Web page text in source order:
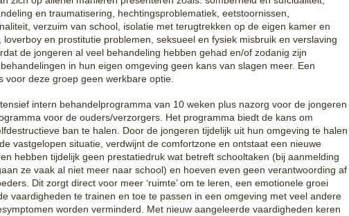
en traumatisering, hechtingsproblematiek, eetstoornissen,
verzuim van school, isolatie met terugtrekken op de eigen kamer en
loverboy en prostitutie problemen, seksueel en fysiek misbruik en verslaving
de jongeren al veel behandeling hebben gehad en/of zodanig zijn
in hun eigen omgeving geen kans van slagen meer. Een
voor deze groep geen werkbare optie.
intern behandelprogramma van 10 weken plus nazorg voor de jongeren
voor de ouders/verzorgers. Het programma biedt de kans om
ban te halen. Door de jongeren tijdelijk uit hun omgeving te halen
vastgelopen situatie, verdwijnt de comfortzone en ontstaat een nieuwe
hebben tijdelijk geen prestatiedruk wat betreft schooltaken (bij aanmelding
ze vaak al niet meer naar school) en hoeven even geen verantwoording af
Dit zorgt direct voor meer ‘ruimte’ om te leren, een emotionele groei
vaardigheden te trainen en toe te passen in een omgeving met veel andere
worden verminderd. Met nieuw aangeleerde vaardigheden keren